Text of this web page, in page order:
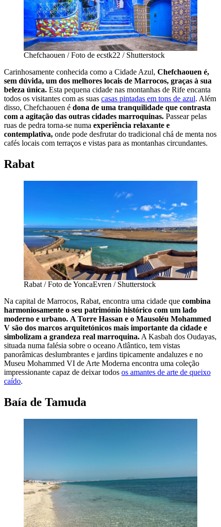
Chefchaouen / Foto de ecstk22 / Shutterstock
Carinhosamente conhecida como a Cidade Azul, Chefchaouen é,
sem dúvida, um dos melhores locais de Marrocos, graças à sua
beleza única. Esta pequena cidade nas montanhas de Rife encanta
todos os visitantes com as suas casas pintadas em tons de azul. Além
disso, Chefchaouen é dona de uma tranquilidade que contrasta
com a agitação das outras cidades marroquinas. Passear pelas
ruas de pedra torna-se numa experiência relaxante e
contemplativa, onde pode desfrutar do tradicional chá de menta nos
cafés locais com terraços e vistas para as montanhas circundantes.
Rabat
Rabat / Foto de YoncaEvren / Shutterstock
Na capital de Marrocos, Rabat, encontra uma cidade que combina
harmoniosamente o seu património histórico com um lado
moderno e urbano. A Torre Hassan e o Mausoléu Mohammed
V são dos marcos arquitetónicos mais importante da cidade e
simbolizam a grandeza real marroquina. A Kasbah dos Oudayas,
situada numa falésia sobre o oceano Atlântico, tem vistas
panorâmicas deslumbrantes e jardins tipicamente andaluzes e no
Museu Mohammed VI de Arte Moderna encontra uma coleção
impressionante capaz de deixar todos os amantes de arte de queixo
caído.
Baía de Tamuda